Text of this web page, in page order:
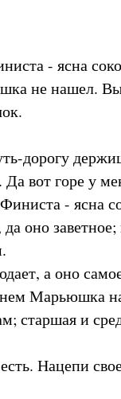
- ясна
не нашел.
дорогу
вот горе у
- ясна
оно заветное;
а оно
нем Марьюшка
старшая и
Нацепи